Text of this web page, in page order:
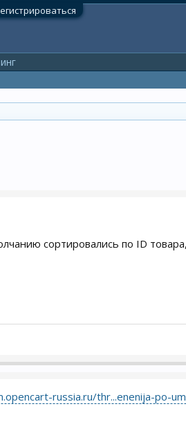
сортировались по ID
russia.ru/thr...enenija-po-